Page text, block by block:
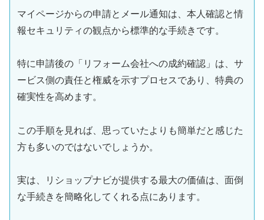
マイページからの申請とメール通知は、本人確認と情
報セキュリティの観点から標準的な手続きです。
特に申請後の「リフォーム会社への成約確認」は、サ
ービス側の責任と権威を示すプロセスであり、特典の
確実性を高めます。
この手順を見れば、思っていたよりも簡単だと感じた
方も多いのではないでしょうか。
実は、リショップナビが提供する最大の価値は、面倒
な手続きを簡略化してくれる点にあります。